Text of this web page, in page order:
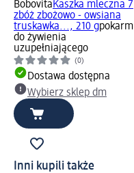
BobovitaKaszka mleczna 7
zbóż zbożowo - owsiana
truskawka..., 210 gpokarm
do żywienia
uzupełniającego
(0)
Dostawa dostępna
Wybierz sklep dm
Inni kupili także